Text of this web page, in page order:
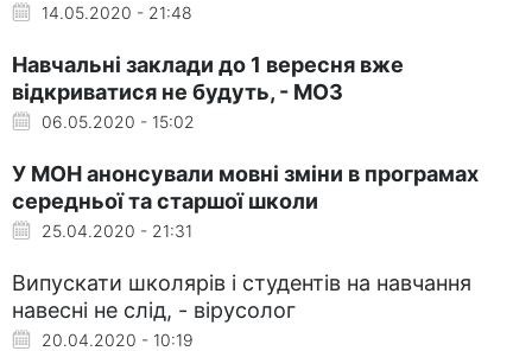
14.05.2020 - 21:48
Навчальні заклади до 1 вересня вже
відкриватися не будуть, - МОЗ
06.05.2020 - 15:02
У МОН анонсували мовні зміни в програмах
середньої та старшої школи
25.04.2020 - 21:31
Випускати школярів і студентів на навчання
навесні не слід, - вірусолог
20.04.2020 - 10:19